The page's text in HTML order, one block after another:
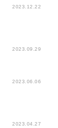
2023.12.22
2023.09.29
2023.06.06
2023.04.27